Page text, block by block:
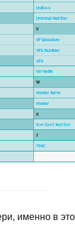
именно в